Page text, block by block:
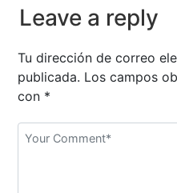
e
a
c
i
Leave a reply
Tu dirección de correo
publicada. Los campos
con *